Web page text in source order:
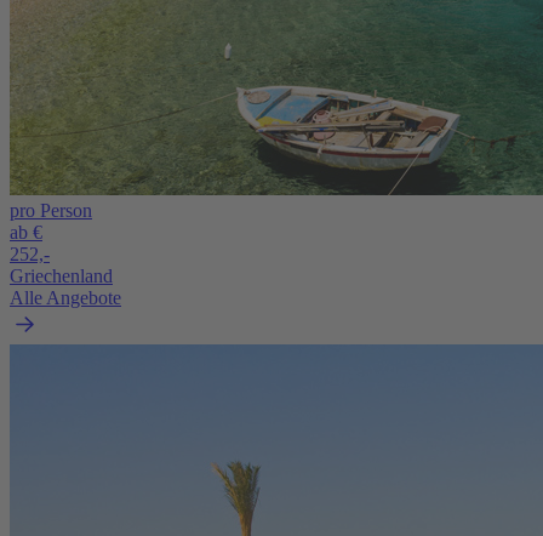
pro Person
ab €
252,-
Griechenland
Alle Angebote